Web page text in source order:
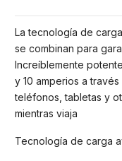
La tecnología de
se combinan para
Increíblemente
y 10 amperios a
teléfonos, tabletas y
mientras viaja
Tecnología de carga